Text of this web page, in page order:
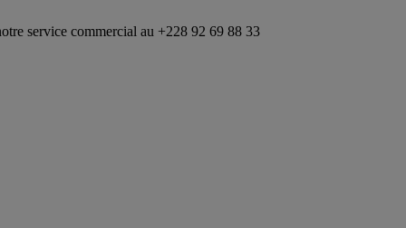
commercial au +228 92 69 88 33